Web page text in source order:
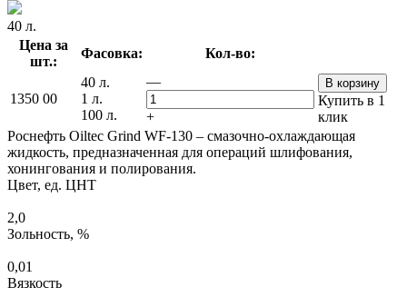
40 л.
Цена за
шт.:
Фасовка: Кол-во:
1350 00
40 л.
1 л.
100 л.
—
+
В корзину
Купить в 1
клик
Роснефть Oiltec Grind WF-130 – смазочно-охлаждающая
жидкость, предназначенная для операций шлифования,
хонингования и полирования.
Цвет, ед. ЦНТ
2,0
Зольность, %
0,01
Вязкость